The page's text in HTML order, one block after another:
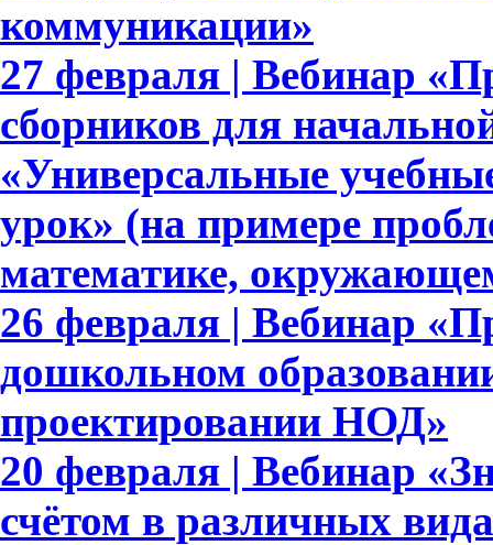
коммуникации»
27 февраля | Вебинар
сборников для
«Универсальные
урок» (на примере
математике,
26 февраля | Вебинар
дошкольном
проектировании НОД»
20 февраля | Вебинар
счётом в различных